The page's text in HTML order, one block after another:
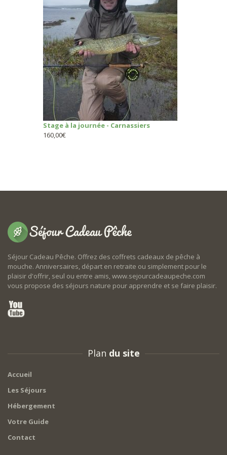
Stage à la journée - Carnassiers
160,00€
Séjour Cadeau Pêche. Offrez des coffrets cadeaux de pêche à
mouche. Anniversaires, départ en retraite ou simplement pour le
plaisir d'offrir, seul ou entre amis, www.sejourcadeaupeche.com
vous propose des séjours nature pour apprendre et se faire plaisir.
Plan du site
Accueil
Les Séjours
Hébergement
Votre Guide
Contact